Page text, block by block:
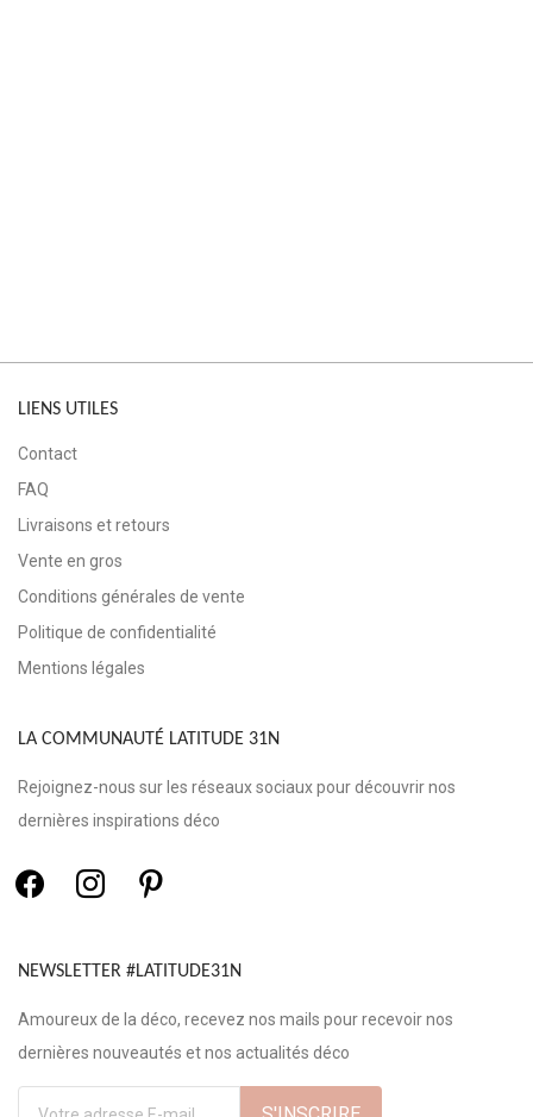
LIENS UTILES
Contact
FAQ
Livraisons et retours
Vente en gros
Conditions générales de vente
Politique de confidentialité
Mentions légales
LA COMMUNAUTÉ LATITUDE 31N
Rejoignez-nous sur les réseaux sociaux pour découvrir nos
dernières inspirations déco
NEWSLETTER #LATITUDE31N
Amoureux de la déco, recevez nos mails pour recevoir nos
dernières nouveautés et nos actualités déco